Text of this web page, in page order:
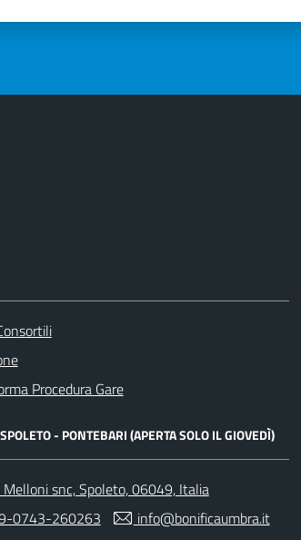
Procedura Gare
- PONTEBARI (APERTA SOLO IL GIOVEDÌ)
Melloni snc, Spoleto, 06049, Italia
0743-260263
info@bonificaumbra.it